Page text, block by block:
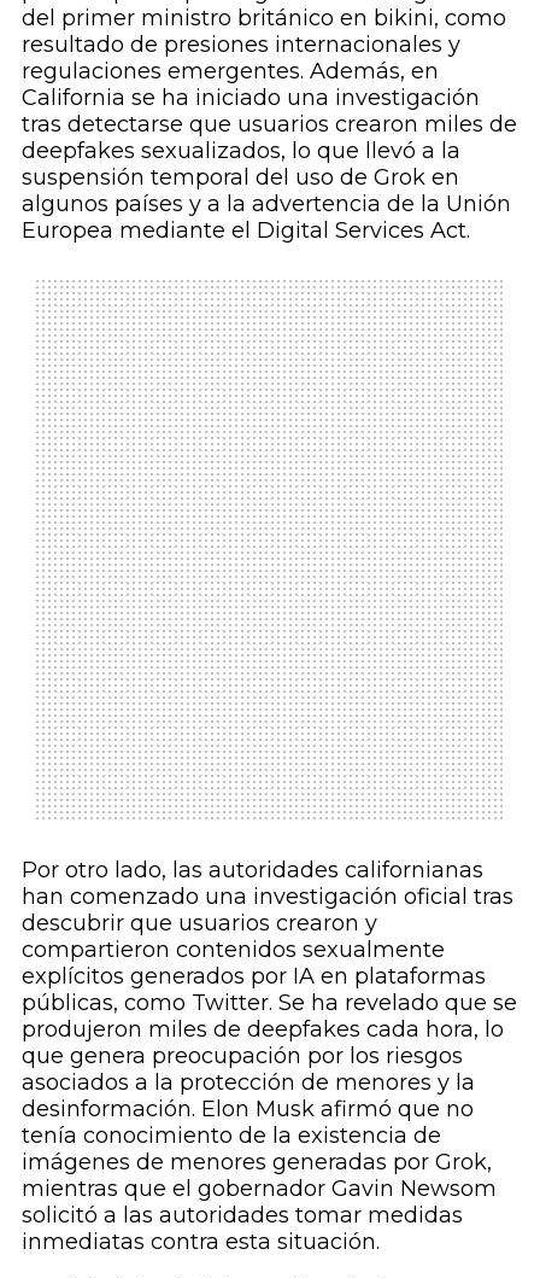
del primer ministro británico en bikini, como
resultado de presiones internacionales y
regulaciones emergentes. Además, en
California se ha iniciado una investigación
tras detectarse que usuarios crearon miles de
deepfakes sexualizados, lo que llevó a la
suspensión temporal del uso de Grok en
algunos países y a la advertencia de la Unión
Europea mediante el Digital Services Act.
Por otro lado, las autoridades californianas
han comenzado una investigación oficial tras
descubrir que usuarios crearon y
compartieron contenidos sexualmente
explícitos generados por IA en plataformas
públicas, como Twitter. Se ha revelado que se
produjeron miles de deepfakes cada hora, lo
que genera preocupación por los riesgos
asociados a la protección de menores y la
desinformación. Elon Musk afirmó que no
tenía conocimiento de la existencia de
imágenes de menores generadas por Grok,
mientras que el gobernador Gavin Newsom
solicitó a las autoridades tomar medidas
inmediatas contra esta situación.